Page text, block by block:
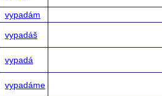
vypadám
vypadáš
vypadá
vypadáme